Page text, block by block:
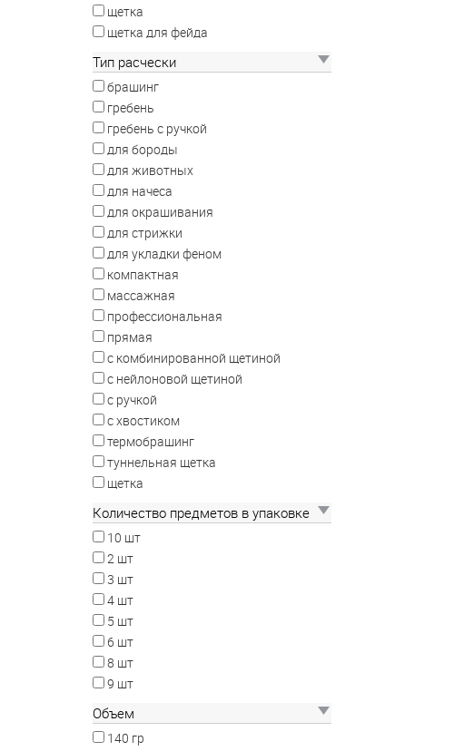
щетка
щетка для фейда
Тип расчески
брашинг
гребень
гребень с ручкой
для бороды
для животных
для начеса
для окрашивания
для стрижки
для укладки феном
компактная
массажная
профессиональная
прямая
с комбинированной щетиной
с нейлоновой щетиной
с ручкой
с хвостиком
термобрашинг
туннельная щетка
щетка
Количество предметов в упаковке
10 шт
2 шт
3 шт
4 шт
5 шт
6 шт
8 шт
9 шт
Объем
140 гр